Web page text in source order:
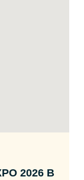
2026 В